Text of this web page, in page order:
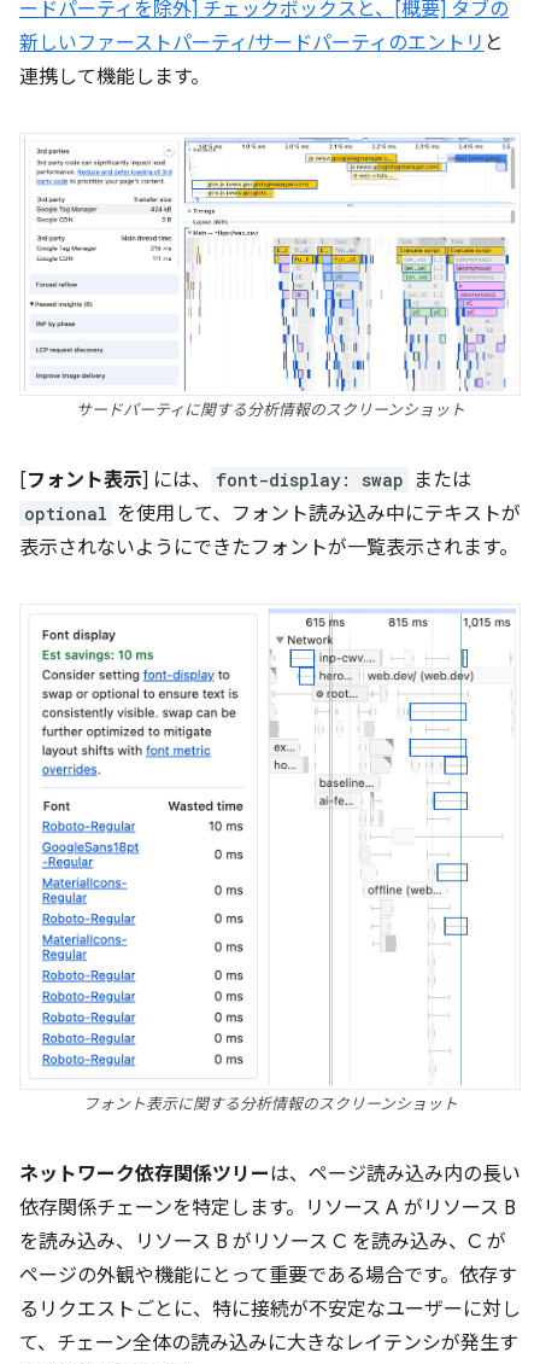
ードパーティを除外] チェックボックスと、[概要] タブの
新しいファーストパーティ/サードパーティのエントリ と
連携して機能します。
サードパーティに関する分析情報のスクリーンショット
[フォント表示] には、 font-display: swap または
optional を使用して、フォント読み込み中にテキストが
表示されないようにできたフォントが一覧表示されます。
フォント表示に関する分析情報のスクリーンショット
ネットワーク依存関係ツリーは、ページ読み込み内の長い
依存関係チェーンを特定します。リソース A がリソース B
を読み込み、リソース B がリソース C を読み込み、C が
ページの外観や機能にとって重要である場合です。依存す
るリクエストごとに、特に接続が不安定なユーザーに対し
て、チェーン全体の読み込みに大きなレイテンシが発生す